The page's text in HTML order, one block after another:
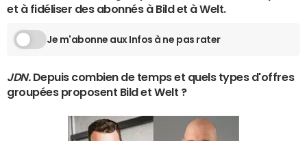
et à fidéliser des abonnés à Bild et à Welt.
Je m'abonne aux Infos à ne pas rater
JDN.Depuis combien de temps et quels types d'offres
groupées proposent Bild et Welt ?